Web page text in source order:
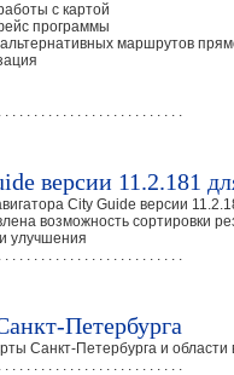
с картой
программы
маршрутов
. . . . . . . . . . . . . . . . . . . . . . . .
версии 11.2.181
City Guide версии
возможность сортировки
улучшения
. . . . . . . . . . . . . . . . . . . . . . . .
Петербурга
Санкт-Петербурга и
. . . . . . . . . . . . . . . . . . . . . . . .